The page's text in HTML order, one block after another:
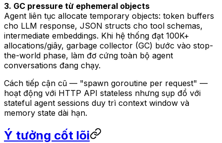
3. GC pressure từ ephemeral objects
Agent liên tục allocate temporary objects: token buffers
cho LLM response, JSON structs cho tool schemas,
intermediate embeddings. Khi hệ thống đạt 100K+
allocations/giây, garbage collector (GC) bước vào stop-
the-world phase, làm đơ cứng toàn bộ agent
conversations đang chạy.
Cách tiếp cận cũ — "spawn goroutine per request" —
hoạt động với HTTP API stateless nhưng sụp đổ với
stateful agent sessions duy trì context window và
memory state dài hạn.
Ý tưởng cốt lõi